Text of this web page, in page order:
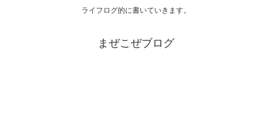
ライフログ的に書いていきます。
まぜこぜブログ